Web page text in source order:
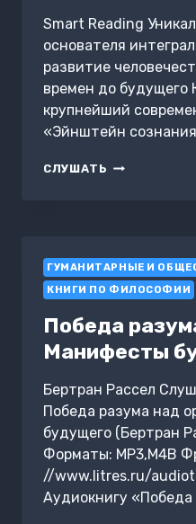
Smart Reading
основателя
развитие
времен до будущего
крупнейший
«Эйнштейн
СЛУШАТЬ КЛЮЧЕВЫЕ
КЕН
УИЛБЕР
ГУМАНИТАРНЫЕ И
КНИГИ ПО ФИЛОСОФИИ
Победа
Манифесты
Бертран Рассел
Победа разума над
будущего (Бертран
Форматы: MP3,M4B
//www.litres.ru/
Аудиокнигу